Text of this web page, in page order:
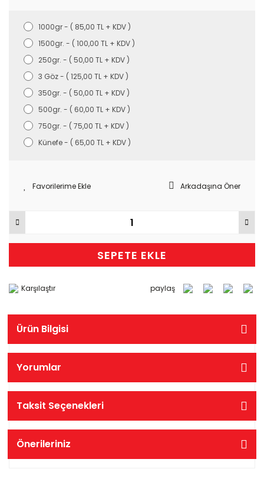
1000gr - ( 85,00 TL + KDV )
1500gr. - ( 100,00 TL + KDV )
250gr. - ( 50,00 TL + KDV )
3 Göz - ( 125,00 TL + KDV )
350gr. - ( 50,00 TL + KDV )
500gr. - ( 60,00 TL + KDV )
750gr. - ( 75,00 TL + KDV )
Künefe - ( 65,00 TL + KDV )
Arkadaşına Öner
SEPETE EKLE
Karşılaştır paylaş
Ürün Bilgisi
Yorumlar
Taksit Seçenekleri
Önerileriniz